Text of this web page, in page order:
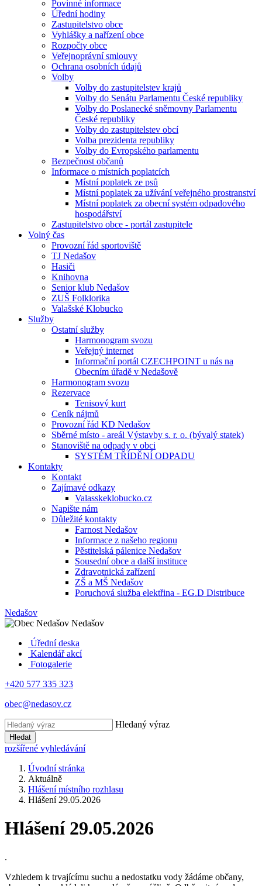
Povinné informace
Úřední hodiny
Zastupitelstvo obce
Vyhlášky a nařízení obce
Rozpočty obce
Veřejnoprávní smlouvy
Ochrana osobních údajů
Volby
Volby do zastupitelstev krajů
Volby do Senátu Parlamentu České republiky
Volby do Poslanecké sněmovny Parlamentu
České republiky
Volby do zastupitelstev obcí
Volba prezidenta republiky
Volby do Evropského parlamentu
Bezpečnost občanů
Informace o místních poplatcích
Místní poplatek ze psů
Místní poplatek za užívání veřejného prostranství
Místní poplatek za obecní systém odpadového
hospodářství
Zastupitelstvo obce - portál zastupitele
Volný čas
Provozní řád sportoviště
TJ Nedašov
Hasiči
Knihovna
Senior klub Nedašov
ZUŠ Folklorika
Valašské Klobucko
Služby
Ostatní služby
Harmonogram svozu
Veřejný internet
Informační portál CZECHPOINT u nás na
Obecním úřadě v Nedašově
Harmonogram svozu
Rezervace
Tenisový kurt
Ceník nájmů
Provozní řád KD Nedašov
Sběrné místo - areál Výstavby s. r. o. (bývalý statek)
Stanoviště na odpady v obci
SYSTÉM TŘÍDĚNÍ ODPADU
Kontakty
Kontakt
Zajímavé odkazy
Valasskeklobucko.cz
Napište nám
Důležité kontakty
Farnost Nedašov
Informace z našeho regionu
Pěstitelská pálenice Nedašov
Sousední obce a další instituce
Zdravotnická zařízení
ZŠ a MŠ Nedašov
Poruchová služba elektřina - EG.D Distribuce
Nedašov
Nedašov
Úřední deska
Kalendář akcí
Fotogalerie
+420 577 335 323
obec@nedasov.cz
Hledaný výraz
Hledat
rozšířené vyhledávání
Úvodní stránka
Aktuálně
Hlášení místního rozhlasu
Hlášení 29.05.2026
Hlášení 29.05.2026
.
Vzhledem k trvajícímu suchu a nedostatku vody žádáme občany,